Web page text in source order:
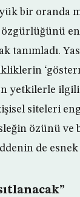
bir oranda
tanımladı.
yetkilerle
siteleri
özünü ve
de